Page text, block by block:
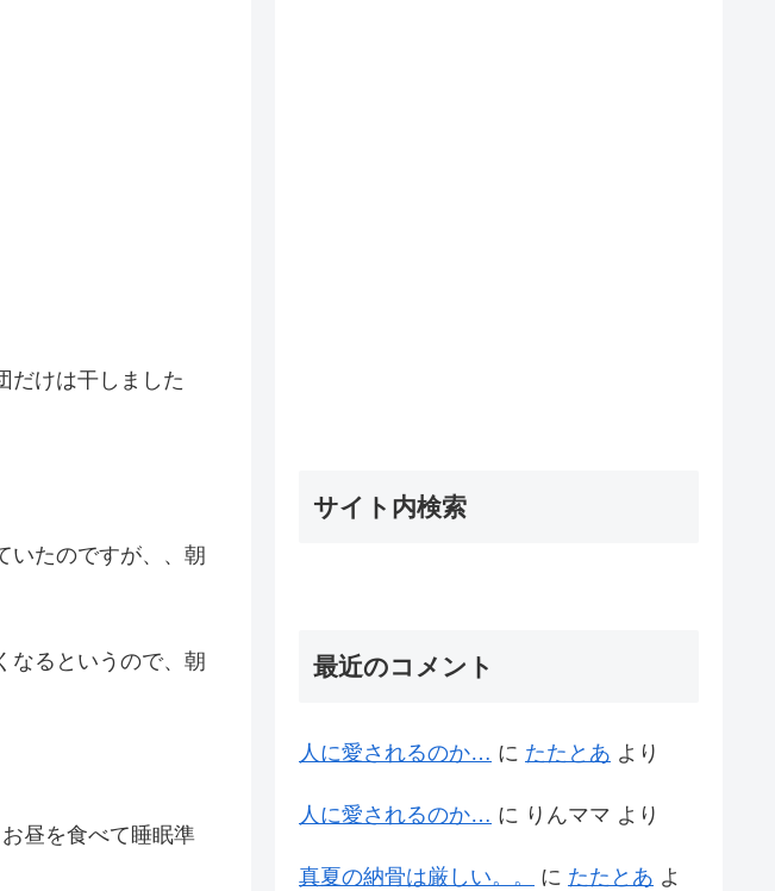
だけは干しました
いたのですが、、朝
なるというので、朝
昼を食べて睡眠準
サイト内検索
最近のコメント
人に愛されるのか… に たたとあ より
人に愛されるのか… に りんママ より
真夏の納骨は厳しい。。 に たたとあ よ